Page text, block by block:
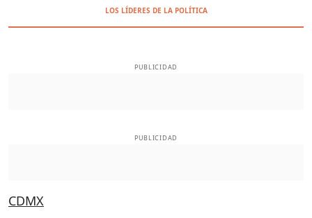
LOS LÍDERES DE LA POLÍTICA
PUBLICIDAD
PUBLICIDAD
CDMX